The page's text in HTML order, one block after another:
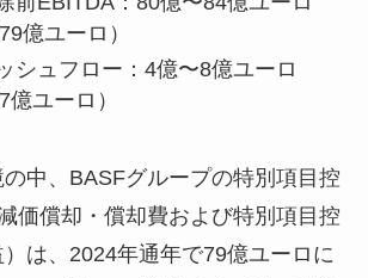
億ユーロ）
シュフロー：4億〜8億ユーロ
億ユーロ）
中、BASFグループの特別項目控
価償却・償却費および特別項目控
は、2024年通年で79億ユーロに